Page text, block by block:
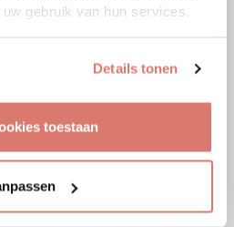
gebruik van hun services.
Details tonen
toestaan